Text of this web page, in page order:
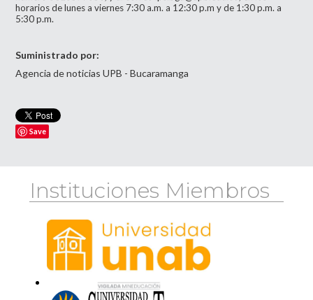
horarios de lunes a viernes 7:30 a.m. a 12:30 p.m y de 1:30 p.m. a
5:30 p.m.
Suministrado por:
Agencia de noticias UPB - Bucaramanga
Save
Instituciones Miembros